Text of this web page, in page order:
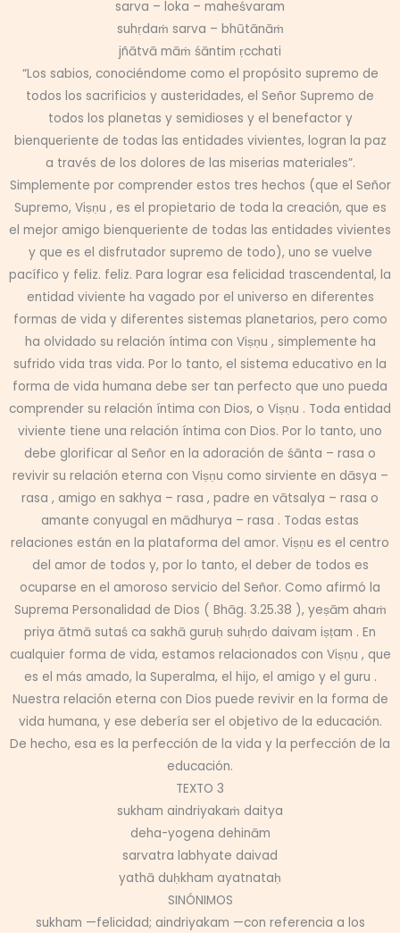
sarva – loka – maheśvaram
suhṛdaṁ sarva – bhūtānāṁ
jñātvā māṁ śāntim ṛcchati
“Los sabios, conociéndome como el propósito supremo de
todos los sacrificios y austeridades, el Señor Supremo de
todos los planetas y semidioses y el benefactor y
bienqueriente de todas las entidades vivientes, logran la paz
a través de los dolores de las miserias materiales”.
Simplemente por comprender estos tres hechos (que el Señor
Supremo, Viṣṇu , es el propietario de toda la creación, que es
el mejor amigo bienqueriente de todas las entidades vivientes
y que es el disfrutador supremo de todo), uno se vuelve
pacífico y feliz. feliz. Para lograr esa felicidad trascendental, la
entidad viviente ha vagado por el universo en diferentes
formas de vida y diferentes sistemas planetarios, pero como
ha olvidado su relación íntima con Viṣṇu , simplemente ha
sufrido vida tras vida. Por lo tanto, el sistema educativo en la
forma de vida humana debe ser tan perfecto que uno pueda
comprender su relación íntima con Dios, o Viṣṇu . Toda entidad
viviente tiene una relación íntima con Dios. Por lo tanto, uno
debe glorificar al Señor en la adoración de śānta – rasa o
revivir su relación eterna con Viṣṇu como sirviente en dāsya –
rasa , amigo en sakhya – rasa , padre en vātsalya – rasa o
amante conyugal en mādhurya – rasa . Todas estas
relaciones están en la plataforma del amor. Viṣṇu es el centro
del amor de todos y, por lo tanto, el deber de todos es
ocuparse en el amoroso servicio del Señor. Como afirmó la
Suprema Personalidad de Dios ( Bhāg. 3.25.38 ), yeṣām ahaṁ
priya ātmā sutaś ca sakhā guruḥ suhṛdo daivam iṣṭam . En
cualquier forma de vida, estamos relacionados con Viṣṇu , que
es el más amado, la Superalma, el hijo, el amigo y el guru .
Nuestra relación eterna con Dios puede revivir en la forma de
vida humana, y ese debería ser el objetivo de la educación.
De hecho, esa es la perfección de la vida y la perfección de la
educación.
TEXTO 3
sukham aindriyakaṁ daitya
deha-yogena dehinām
sarvatra labhyate daivad
yathā duḥkham ayatnataḥ
SINÓNIMOS
sukham —felicidad; aindriyakam —con referencia a los